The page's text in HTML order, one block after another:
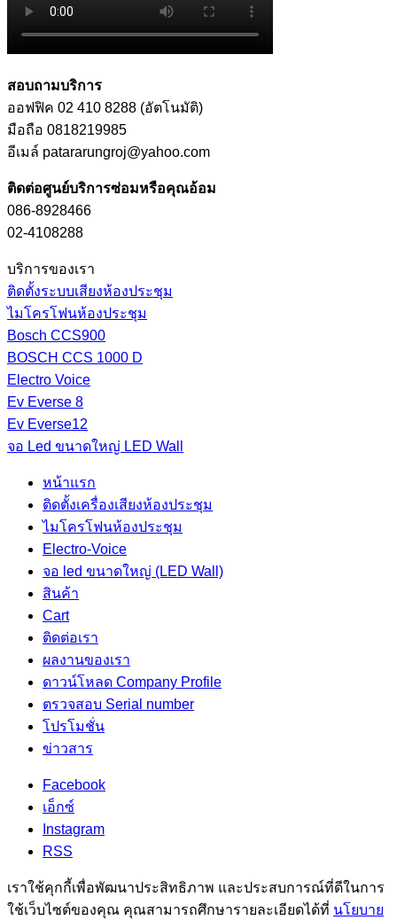
สอบถามบริการ
ออฟฟิค 02 410 8288 (อัตโนมัติ)
มือถือ 0818219985
อีเมล์ patararungroj@yahoo.com
ติดต่อศูนย์บริการซ่อมหรือคุณอ้อม
086-8928466
02-4108288
บริการของเรา
ติดตั้งระบบเสียงห้องประชุม
ไมโครโฟนห้องประชุม
Bosch CCS900
BOSCH CCS 1000 D
Electro Voice
Ev Everse 8
Ev Everse12
จอ Led ขนาดใหญ่ LED Wall
หน้าแรก
ติดตั้งเครื่องเสียงห้องประชุม
ไมโครโฟนห้องประชุม
Electro-Voice
จอ led ขนาดใหญ่ (LED Wall)
สินค้า
Cart
ติดต่อเรา
ผลงานของเรา
ดาวน์โหลด Company Profile
ตรวจสอบ Serial number
โปรโมชั่น
ข่าวสาร
Facebook
เอ็กซ์
Instagram
RSS
เราใช้คุกกี้เพื่อพัฒนาประสิทธิภาพ และประสบการณ์ที่ดีในการ
ใช้เว็บไซต์ของคุณ คุณสามารถศึกษารายละเอียดได้ที่ นโยบาย